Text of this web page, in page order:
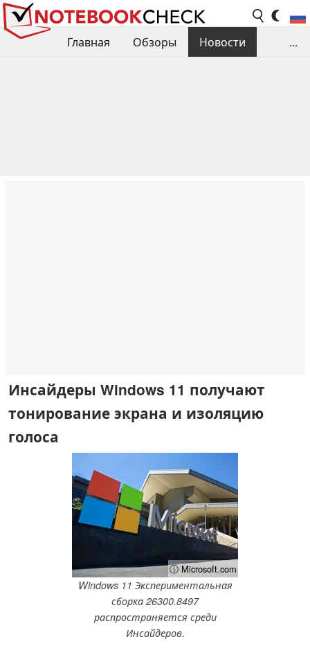
Главная Обзоры
Новости
...
Инсайдеры Windows 11 получают
тонирование экрана и изоляцию
голоса
ⓘ Microsoft.com
Windows 11 Экспериментальная
сборка 26300.8497
распространяется среди
Инсайдеров.